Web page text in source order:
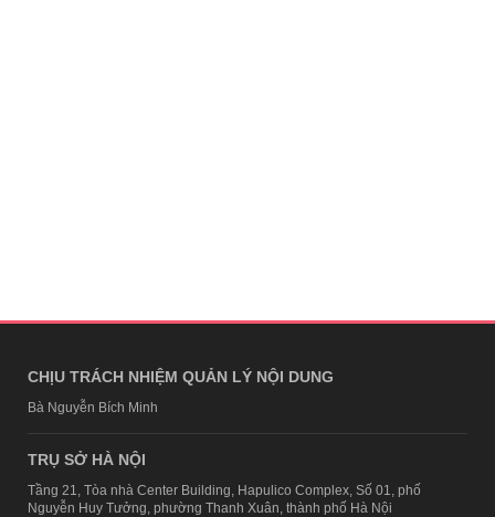
CHỊU TRÁCH NHIỆM QUẢN LÝ NỘI DUNG
Bà Nguyễn Bích Minh
TRỤ SỞ HÀ NỘI
Tầng 21, Tòa nhà Center Building, Hapulico Complex, Số 01, phố
Nguyễn Huy Tưởng, phường Thanh Xuân, thành phố Hà Nội